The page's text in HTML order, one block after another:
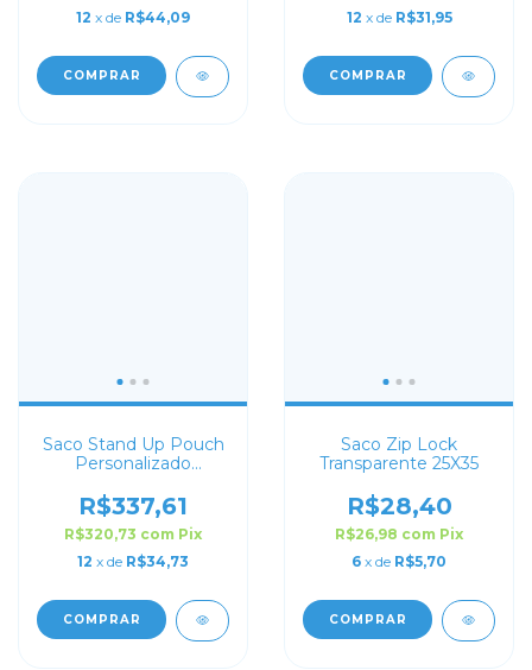
12 x de R$44,09
COMPRAR
12 x de R$31,95
COMPRAR
Saco Stand Up Pouch
Personalizado
R$337,61
R$320,73 com Pix
12 x de R$34,73
COMPRAR
Saco Zip Lock
Transparente 25X35
R$28,40
R$26,98 com Pix
6 x de R$5,70
COMPRAR